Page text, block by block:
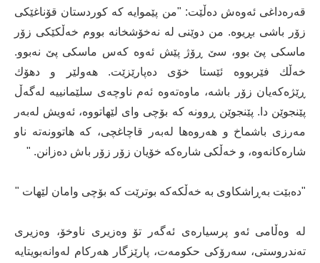
قه‌ره‌داغی ئه‌وه‌ش ده‌ڵێت: "من پێموایه‌ كه‌ كوردستان قۆناغێكی
زۆر باشی بڕیوه‌. من دوێنی له‌ نه‌خۆشخانه‌ بووم خه‌ڵكێكی زۆر
ماسكی پێ بوو، سێ ڕۆژ پێش ئه‌وه‌ كه‌س ماسكی پێ نه‌بوو.
خه‌ڵك فێربووه‌ ئێستا خۆی ده‌پارێزێت. هه‌ولێر و دهۆك
ڕێژه‌كه‌یان زۆر باشه‌، ماوه‌ته‌وه‌ ئه‌م ناوچه‌ی سلێمانییه‌ له‌گه‌ڵ
پێنجوێن دا. پێنجوێن ڕوونه‌ كه‌ بۆچی وای لێهاتووه‌، ئه‌ویش له‌به‌ر
مه‌رزی باشماخ و‌ هه‌روه‌ها له‌به‌ر قاچاغچی، كه‌ هاتوونه‌ته‌ ناو
شاره‌كانه‌وه‌، و خه‌ڵكی شاره‌كه‌ خۆیان زۆر زۆر باش ده‌زانن. "
"ده‌بێت به‌ڕاشكاوی به‌ خه‌ڵكه‌كه‌ بوترێت كه‌ بۆچی وامان لێهات "
له‌ وه‌ڵامی ئه‌و پرسیاره‌ی ئه‌گه‌ر تۆ وه‌زیری ناوخۆ، وەزیری
ته‌ندروستی، سه‌رۆكی حكومه‌ت، پارێزگار هه‌ركام له‌وانه‌بویتایه‌